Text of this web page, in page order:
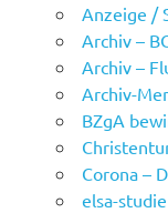
Anzeige /
Archiv –
Archiv –
Archiv-
BZgA
Corona –
elsa-studie